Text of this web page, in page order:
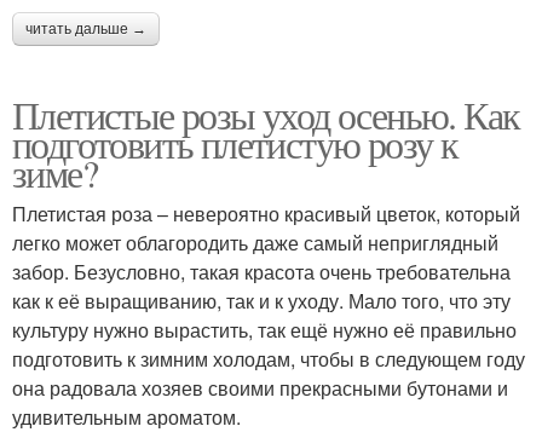
читать дальше →
Плетистые розы уход осенью. Как
подготовить плетистую розу к
зиме?
Плетистая роза – невероятно красивый цветок, который
легко может облагородить даже самый неприглядный
забор. Безусловно, такая красота очень требовательна
как к её выращиванию, так и к уходу. Мало того, что эту
культуру нужно вырастить, так ещё нужно её правильно
подготовить к зимним холодам, чтобы в следующем году
она радовала хозяев своими прекрасными бутонами и
удивительным ароматом.